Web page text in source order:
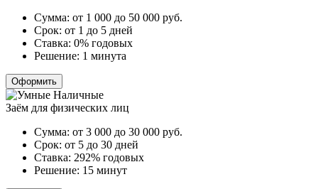
Сумма: от 1 000 до 50 000 руб.
Срок: от 1 до 5 дней
Ставка: 0% годовых
Решение: 1 минута
Оформить
Заём для физических лиц
Сумма: от 3 000 до 30 000 руб.
Срок: от 5 до 30 дней
Ставка: 292% годовых
Решение: 15 минут